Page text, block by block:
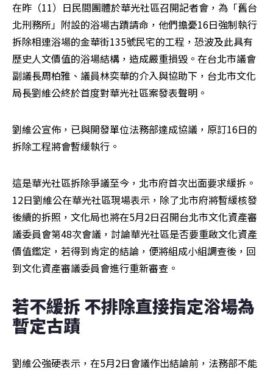
在昨（11）日民間團體於華光社區召開記者會，為「舊台
北刑務所」附設的浴場古蹟請命，他們擔憂16日強制執行
拆除相連浴場的金華街135號民宅的工程，恐波及此具有
歷史人文價值的浴場結構，造成嚴重損毀。在台北市議會
副議長周柏雅、議員林奕華的介入與協助下，台北市文化
局長劉維公終於首度對華光社區案發表聲明。
劉維公宣佈，已與開發單位法務部達成協議，原訂16日的
拆除工程將會暫緩執行。
這是華光社區拆除爭議至今，北市府首次出面要求緩拆。
12日劉維公在華光社區現場表示，除了北市府將暫緩核發
後續的拆照，文化局也將在5月2日召開台北市文化資產審
議委員會第48次會議，討論華光社區是否要重啟文化資產
價值鑑定，若得到肯定的結論，便將組成小組調查後，回
到文化資產審議委員會進行重新審查。
若不緩拆 不排除直接指定浴場為
暫定古蹟
劉維公強硬表示，在5月2日會議作出結論前，法務部不能